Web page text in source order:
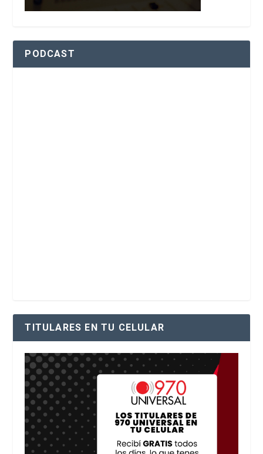
PODCAST
TITULARES EN TU CELULAR